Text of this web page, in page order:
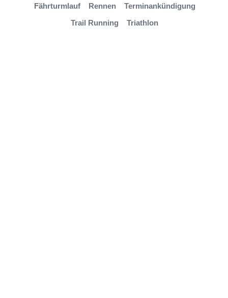
Fährturmlauf
Rennen
Terminankündigung
Trail Running
Triathlon